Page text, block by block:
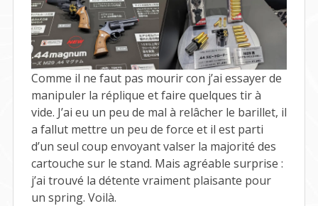
Comme il ne faut pas mourir con j’ai essayer de
manipuler la réplique et faire quelques tir à
vide. J’ai eu un peu de mal à relâcher le barillet, il
a fallut mettre un peu de force et il est parti
d’un seul coup envoyant valser la majorité des
cartouche sur le stand. Mais agréable surprise :
j’ai trouvé la détente vraiment plaisante pour
un spring. Voilà.